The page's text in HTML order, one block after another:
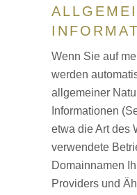
Wenn Sie auf
werden
allgemeiner
Informationen
etwa die Art des
verwendete
Domainnamen
Providers und